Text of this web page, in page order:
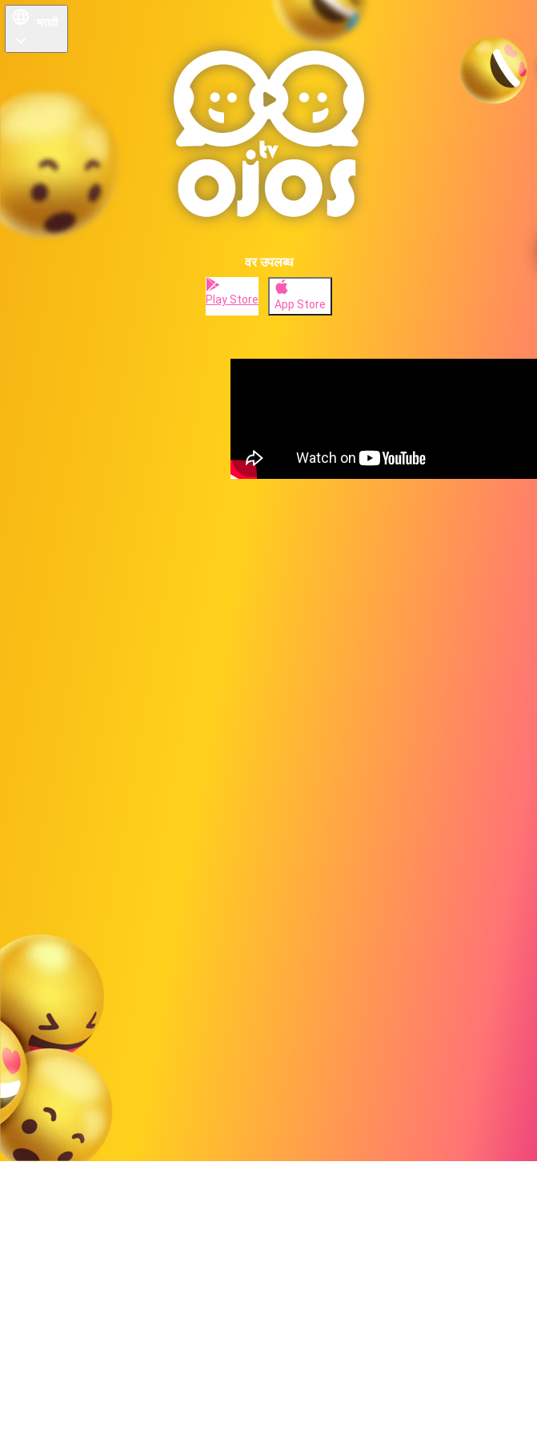
वर उपलब्ध
Play Store App Store